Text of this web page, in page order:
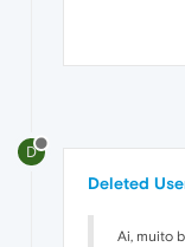
D
Deleted
Ai, muito